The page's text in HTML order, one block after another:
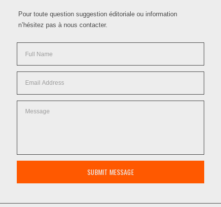
Pour toute question suggestion éditoriale ou information
n’hésitez pas à nous contacter.
SUBMIT MESSAGE